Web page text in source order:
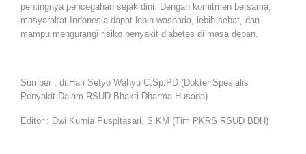
pentingnya pencegahan sejak dini. Dengan komitmen bersama,
masyarakat Indonesia dapat lebih waspada, lebih sehat, dan
mampu mengurangi risiko penyakit diabetes di masa depan.
Sumber : dr.Hari Setyo Wahyu C,Sp.PD (Dokter Spesialis
Penyakit Dalam RSUD Bhakti Dharma Husada)
Editor : Dwi Kurnia Puspitasari, S.KM (Tim PKRS RSUD BDH)